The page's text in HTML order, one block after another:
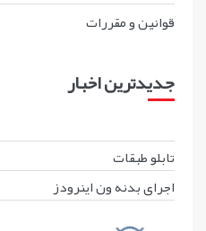
قوانين و مقررات
جدیدترین اخبار
تابلو طبقات
اجرای بدنه ون اینرودز